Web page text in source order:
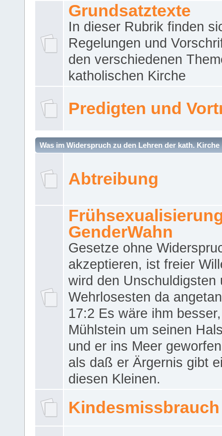
Grundsatztexte
In dieser Rubrik finden
Regelungen und
den verschiedenen
katholischen Kirche
Predigten und
Was im Widerspruch zu den Lehren der kath. Kirche
Abtreibung
GenderWahn
Gesetze ohne
akzeptieren, ist freier
wird den Unschuldigsten
Wehrlosesten da
17:2 Es wäre ihm
Mühlstein um seinen
und er ins Meer
als daß er Ärgernis gibt
diesen Kleinen.
Kindesmissbrauch